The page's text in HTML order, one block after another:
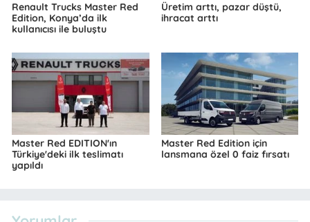
Renault Trucks Master Red
Edition, Konya’da ilk
kullanıcısı ile buluştu
Üretim arttı, pazar düştü,
ihracat arttı
Master Red EDITION'ın
Türkiye'deki ilk teslimatı
yapıldı
Master Red Edition için
lansmana özel 0 faiz fırsatı